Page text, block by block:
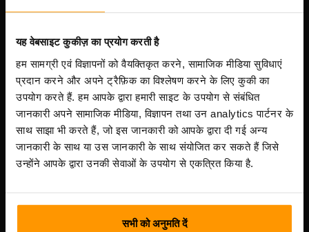
यह वेबसाइट कुकीज़ का प्रयोग करती है
हम सामग्री एवं विज्ञापनों को वैयक्तिकृत करने, सामाजिक मीडिया सुविधाएं
प्रदान करने और अपने ट्रैफ़िक का विश्लेषण करने के लिए कुकी का
उपयोग करते हैं. हम आपके द्वारा हमारी साइट के उपयोग से संबंधित
जानकारी अपने सामाजिक मीडिया, विज्ञापन तथा उन analytics पार्टनर के
साथ साझा भी करते हैं, जो इस जानकारी को आपके द्वारा दी गई अन्य
जानकारी के साथ या उस जानकारी के साथ संयोजित कर सकते हैं जिसे
उन्होंने आपके द्वारा उनकी सेवाओं के उपयोग से एकत्रित किया है.
सभी को अनुमति दें
Scalable Hosting Solutions OÜ
पंजीकरण कोड: 14652605
VAT संख्या: EE102133820
पता: Harju maakond, Tallinn, Kesklinna linnaosa,
Vesivärava tn 50-201, 10152